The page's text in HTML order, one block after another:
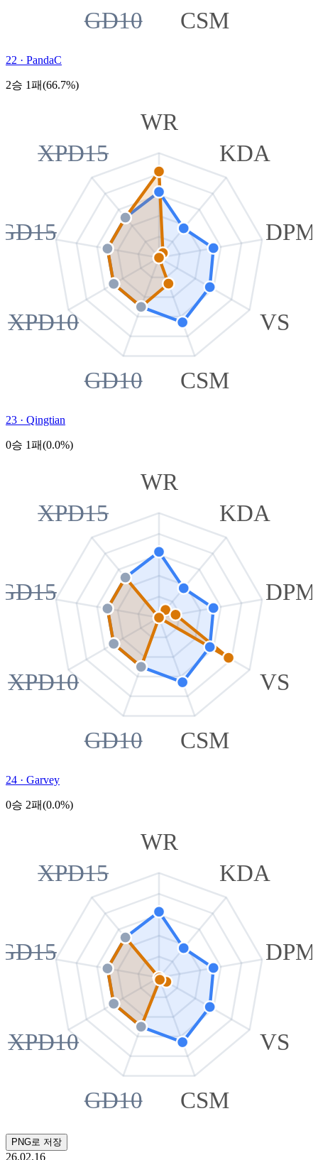
CSM
GD10
22 · PandaC
2승 1패(66.7%)
WR
KDA
DPM
VS
CSM
GD10
XPD10
XPD15
23 · Qingtian
0승 1패(0.0%)
WR
KDA
DPM
VS
CSM
GD10
XPD10
XPD15
24 · Garvey
0승 2패(0.0%)
WR
KDA
DPM
VS
CSM
GD10
XPD10
XPD15
PNG로 저장
26.02.16